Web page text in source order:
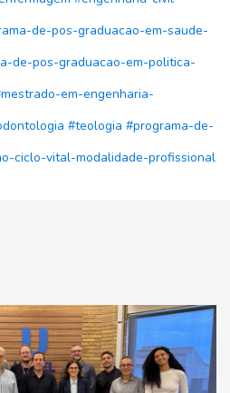
de-pos-graduacao-em-saude-
de-pos-graduacao-em-politica-
em-engenharia-
#teologia #programa-de-
ciclo-vital-modalidade-profissional